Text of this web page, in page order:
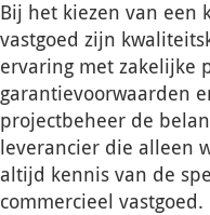
Bij het kiezen van een
vastgoed zijn
ervaring met zakelijke
garantievoorwaarden
projectbeheer de
leverancier die alleen
altijd kennis van de
commercieel vastgoed.